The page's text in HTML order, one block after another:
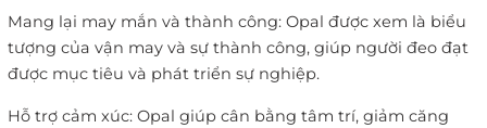
Mang lại may mắn và thành công: Opal được xem là biểu
tượng của vận may và sự thành công, giúp người đeo đạt
được mục tiêu và phát triển sự nghiệp.
Hỗ trợ cảm xúc: Opal giúp cân bằng tâm trí, giảm căng